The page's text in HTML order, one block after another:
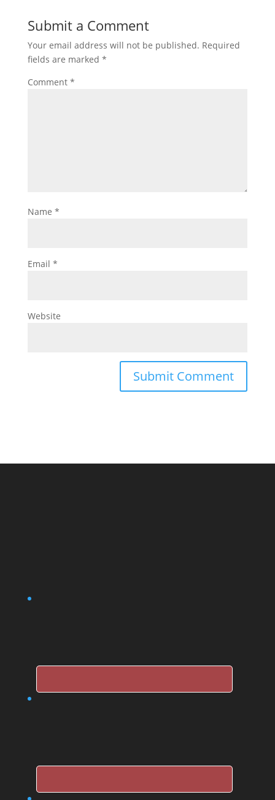
Submit a Comment
Your email address will not be published. Required
fields are marked *
Comment *
Name *
Email *
Website